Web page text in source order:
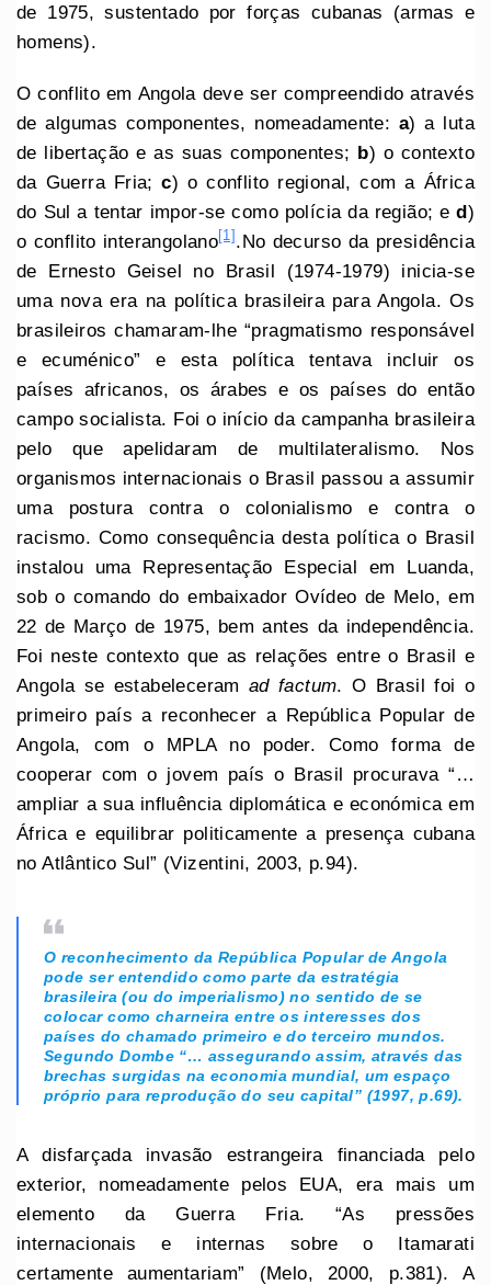
de 1975, sustentado por forças cubanas (armas e
homens).
O conflito em Angola deve ser compreendido através
de algumas componentes, nomeadamente: a) a luta
de libertação e as suas componentes; b) o contexto
da Guerra Fria;c) o conflito regional, com a África
do Sul a tentar impor-se como polícia da região; ed)
o conflito interangolano[1].No decurso da presidência
de Ernesto Geisel no Brasil (1974-1979) inicia-se
uma nova era na política brasileira para Angola. Os
brasileiros chamaram-lhe “pragmatismo responsável
e ecuménico” e esta política tentava incluir os
países africanos, os árabes e os países do então
campo socialista. Foi o início da campanha brasileira
pelo que apelidaram de multilateralismo. Nos
organismos internacionais o Brasil passou a assumir
uma postura contra o colonialismo e contra o
racismo. Como consequência desta política o Brasil
instalou uma Representação Especial em Luanda,
sob o comando do embaixador Ovídeo de Melo, em
22 de Março de 1975, bem antes da independência.
Foi neste contexto que as relações entre o Brasil e
Angola se estabeleceram ad factum. O Brasil foi o
primeiro país a reconhecer a República Popular de
Angola, com o MPLA no poder. Como forma de
cooperar com o jovem país o Brasil procurava “…
ampliar a sua influência diplomática e económica em
África e equilibrar politicamente a presença cubana
no Atlântico Sul” (Vizentini, 2003, p.94).
O reconhecimento da República Popular de Angola
pode ser entendido como parte da estratégia
brasileira (ou do imperialismo) no sentido de se
colocar como charneira entre os interesses dos
países do chamado primeiro e do terceiro mundos.
Segundo Dombe “… assegurando assim, através das
brechas surgidas na economia mundial, um espaço
próprio para reprodução do seu capital” (1997, p.69).
A disfarçada invasão estrangeira financiada pelo
exterior, nomeadamente pelos EUA, era mais um
elemento da Guerra Fria. “As pressões
internacionais e internas sobre o Itamarati
certamente aumentariam” (Melo, 2000, p.381). A